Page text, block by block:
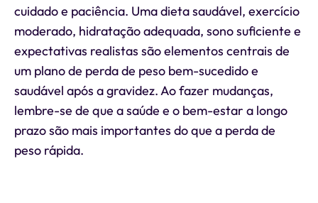
cuidado e paciência. Uma dieta saudável, exercício
moderado, hidratação adequada, sono suficiente e
expectativas realistas são elementos centrais de
um plano de perda de peso bem-sucedido e
saudável após a gravidez. Ao fazer mudanças,
lembre-se de que a saúde e o bem-estar a longo
prazo são mais importantes do que a perda de
peso rápida.